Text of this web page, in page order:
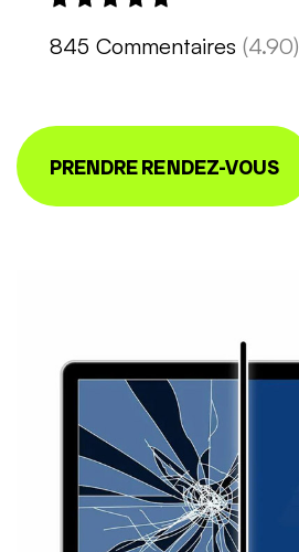
845 Commentaires (4.90)
PRENDRE RENDEZ-VOUS